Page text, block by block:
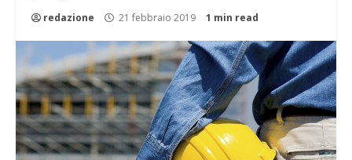
redazione 21 febbraio 2019 1 min read